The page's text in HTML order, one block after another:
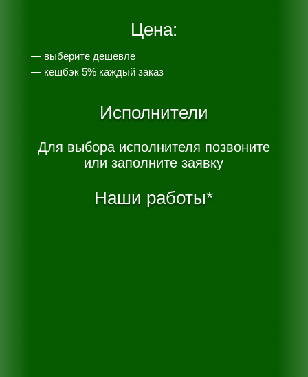
Цена:
— выберите дешевле
— кешбэк 5% каждый заказ
Исполнители
Для выбора исполнителя позвоните
или заполните заявку
Наши работы*